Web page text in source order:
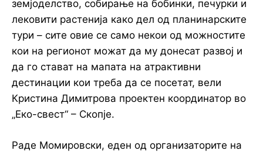
земјоделство, собирање на бобинки, печурки и
лековити растенија како дел од планинарските
тури – сите овие се само некои од можностите
кои на регионот можат да му донесат развој и
да го стават на мапата на атрактивни
дестинации кои треба да се посетат, вели
Кристина Димитрова проектен координатор во
„Еко-свест“ – Скопје.
Раде Момировски, еден од организаторите на